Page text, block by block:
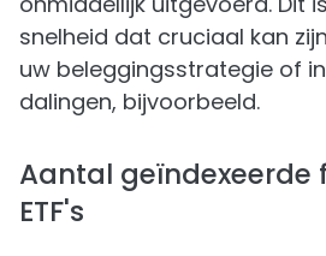
snelheid dat cruciaal kan
uw beleggingsstrategie of
dalingen, bijvoorbeeld.
Aantal geïndexeerde
ETF's